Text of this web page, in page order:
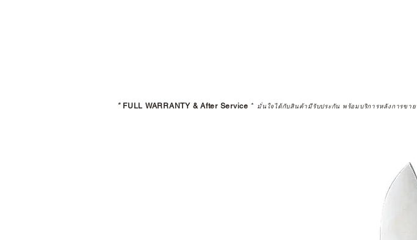
* FULL WARRANTY & After Service * มั่นใจได้กับสินค้ามีรับประกัน พร้อมบริการหลังการขาย